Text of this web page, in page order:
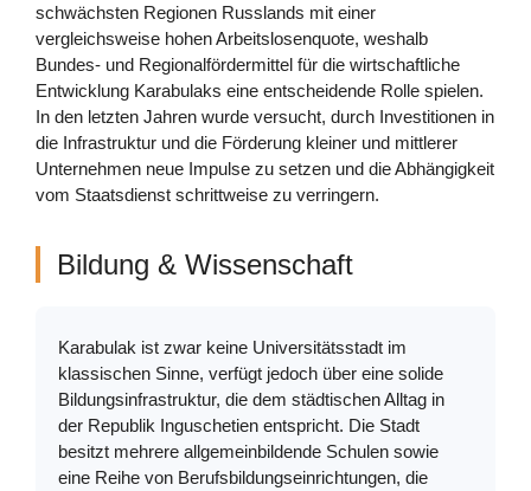
schwächsten Regionen Russlands mit einer
vergleichsweise hohen Arbeitslosenquote, weshalb
Bundes- und Regionalfördermittel für die wirtschaftliche
Entwicklung Karabulaks eine entscheidende Rolle spielen.
In den letzten Jahren wurde versucht, durch Investitionen in
die Infrastruktur und die Förderung kleiner und mittlerer
Unternehmen neue Impulse zu setzen und die Abhängigkeit
vom Staatsdienst schrittweise zu verringern.
Bildung & Wissenschaft
Karabulak ist zwar keine Universitätsstadt im
klassischen Sinne, verfügt jedoch über eine solide
Bildungsinfrastruktur, die dem städtischen Alltag in
der Republik Inguschetien entspricht. Die Stadt
besitzt mehrere allgemeinbildende Schulen sowie
eine Reihe von Berufsbildungseinrichtungen, die